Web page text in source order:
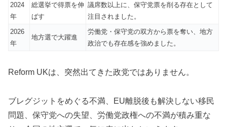
2024
年
総選挙で得票を伸
ばす
議席数以上に、保守党票を削る存在として
注目されました。
2026
年
地方選で大躍進
労働党・保守党の双方から票を奪い、地方
政治でも存在感を強めました。
Reform UKは、突然出てきた政党ではありません。
ブレグジットをめぐる不満、EU離脱後も解決しない移民
問題、保守党への失望、労働党政権への不満が積み重な